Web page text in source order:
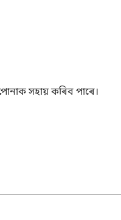
সহায় কৰিব পাৰে।